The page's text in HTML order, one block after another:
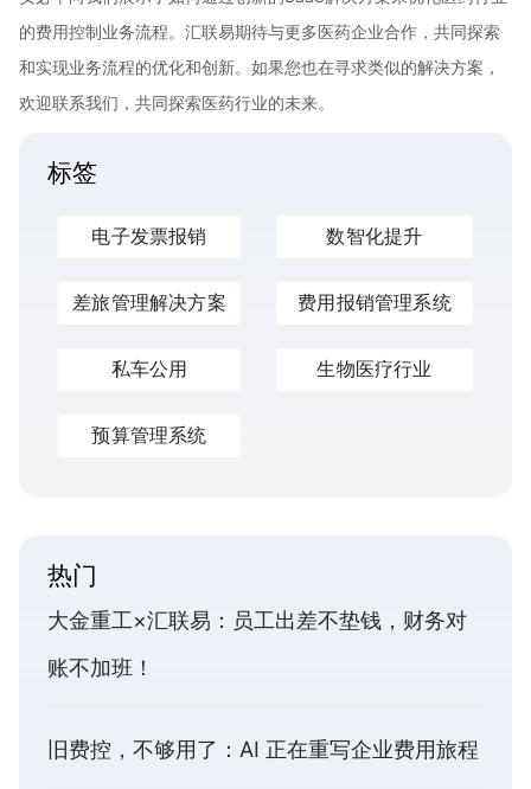
的费用控制业务流程。汇联易期待与更多医药企业合作，共同探索
和实现业务流程的优化和创新。如果您也在寻求类似的解决方案，
欢迎联系我们，共同探索医药行业的未来。
标签
电子发票报销 数智化提升
差旅管理解决方案 费用报销管理系统
私车公用 生物医疗行业
预算管理系统
热门
大金重工×汇联易：员工出差不垫钱，财务对
账不加班！
旧费控，不够用了：AI 正在重写企业费用旅程